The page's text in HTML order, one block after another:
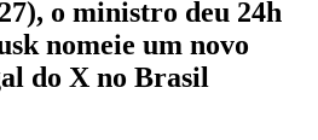
o ministro deu 24h
nomeie um novo
do X no Brasil